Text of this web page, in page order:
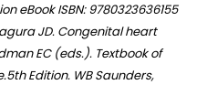
eBook ISBN: 9780323636155
JD. Congenital heart
EC (eds.). Textbook of
Edition. WB Saunders,